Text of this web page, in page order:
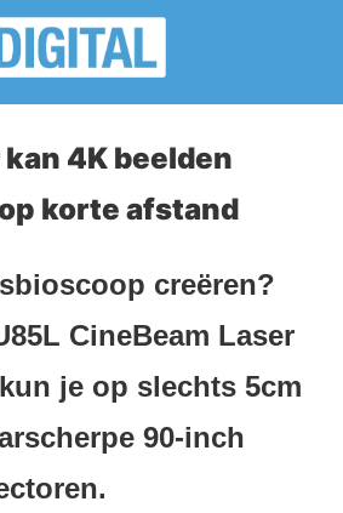
4K beelden
korte afstand
creëren?
CineBeam Laser
je op slechts 5cm
90-inch